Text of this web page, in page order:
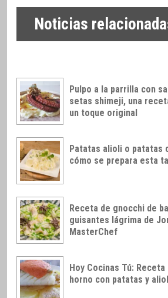
Noticias
Pulpo a la parrilla con
setas shimeji, una
un toque original
Patatas alioli o patatas
cómo se prepara esta
Receta de gnocchi de
guisantes lágrima de
MasterChef
Hoy Cocinas Tú:
horno con patatas y